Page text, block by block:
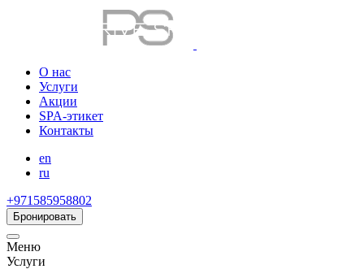
О нас
Услуги
Акции
SPA-этикет
Контакты
en
ru
+971585958802
Бронировать
Меню
Услуги